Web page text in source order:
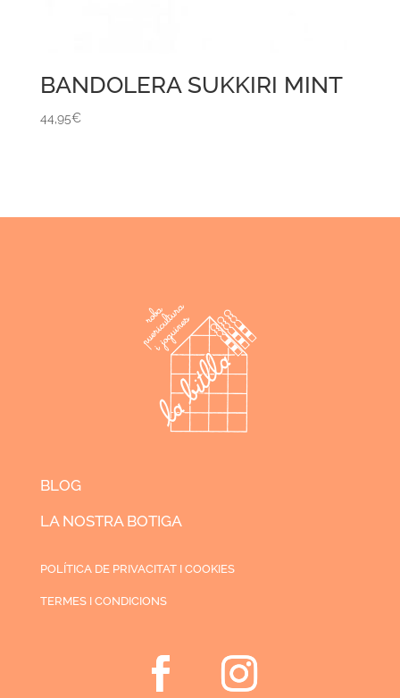
BANDOLERA SUKKIRI MINT
44,95€
BLOG
LA NOSTRA BOTIGA
POLÍTICA DE PRIVACITAT I COOKIES
TERMES I CONDICIONS